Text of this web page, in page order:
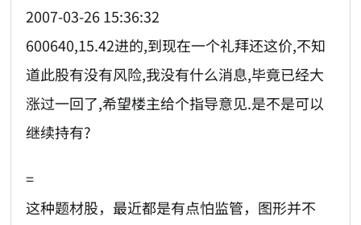
2007-03-26 15:36:32
600640,15.42进的,到现在一个礼拜还这价,不知
道此股有没有风险,我没有什么消息,毕竟已经大
涨过一回了,希望楼主给个指导意见.是不是可以
继续持有?
=
这种题材股，最近都是有点怕监管，图形并不